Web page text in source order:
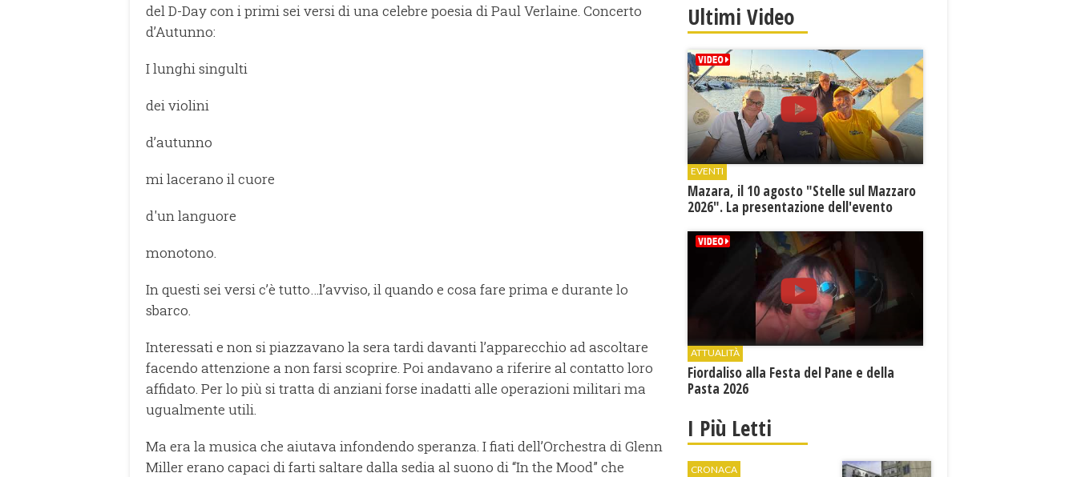
del D-Day con i primi sei versi di una celebre poesia di Paul Verlaine. Concerto
d’Autunno:
I lunghi singulti
dei violini
d’autunno
mi lacerano il cuore
d'un languore
monotono.
In questi sei versi c’è tutto…l’avviso, il quando e cosa fare prima e durante lo
sbarco.
Interessati e non si piazzavano la sera tardi davanti l’apparecchio ad ascoltare
facendo attenzione a non farsi scoprire. Poi andavano a riferire al contatto loro
affidato. Per lo più si tratta di anziani forse inadatti alle operazioni militari ma
ugualmente utili.
Ma era la musica che aiutava infondendo speranza. I fiati dell’Orchestra di Glenn
Miller erano capaci di farti saltare dalla sedia al suono di “In the Mood” che
Ultimi Video
EVENTI
Mazara, il 10 agosto "Stelle sul Mazzaro
2026". La presentazione dell'evento
ATTUALITÀ
Fiordaliso alla Festa del Pane e della
Pasta 2026
I Più Letti
CRONACA